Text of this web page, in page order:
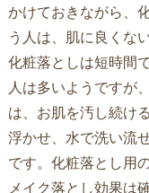
かけておきながら、
う人は、肌に良くな
化粧落としは短時間
人は多いようですが
は、お肌を汚し続け
浮かせ、水で洗い流
です。化粧落とし用
メイク落とし効果は